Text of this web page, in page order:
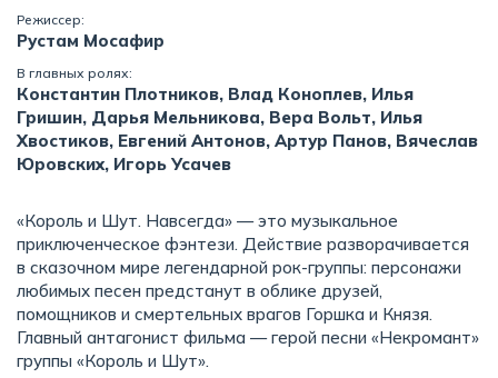
Режиссер:
Рустам Мосафир
В главных ролях:
Константин Плотников, Влад Коноплев, Илья
Гришин, Дарья Мельникова, Вера Вольт, Илья
Хвостиков, Евгений Антонов, Артур Панов, Вячеслав
Юровских, Игорь Усачев
«Король и Шут. Навсегда» — это музыкальное
приключенческое фэнтези. Действие разворачивается
в сказочном мире легендарной рок-группы: персонажи
любимых песен предстанут в облике друзей,
помощников и смертельных врагов Горшка и Князя.
Главный антагонист фильма — герой песни «Некромант»
группы «Король и Шут».